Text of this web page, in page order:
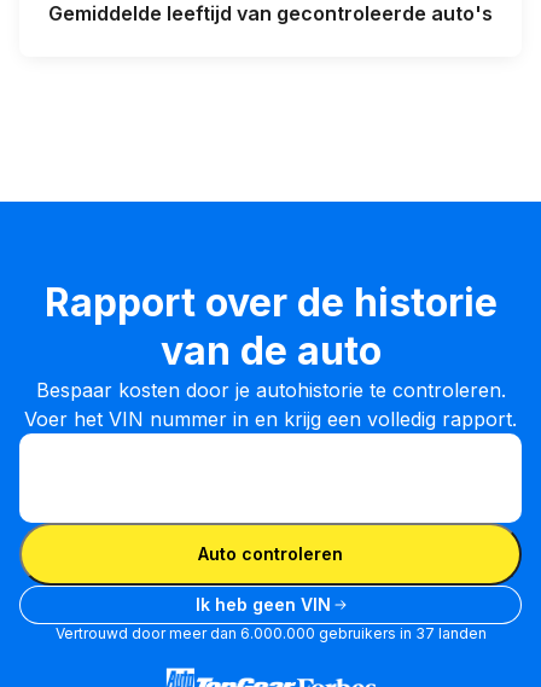
Gemiddelde leeftijd van gecontroleerde auto's
Rapport over de historie
van de auto
Bespaar kosten door je autohistorie te controleren.
Voer het VIN nummer in en krijg een volledig rapport.
VIN invoeren
VIN invoeren
Auto controleren
Ik heb geen VIN
Vertrouwd door meer dan 6.000.000 gebruikers in 37 landen